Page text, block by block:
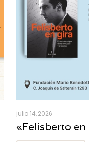
julio 14, 2026
«Felisberto en